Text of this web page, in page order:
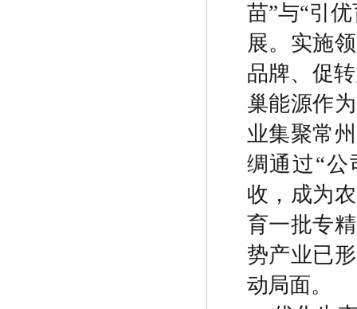
苗”与“引
展。实施
品牌、促
巢能源作
业集聚常
绸通过“公
收，成为
育一批专
势产业已
动局面。